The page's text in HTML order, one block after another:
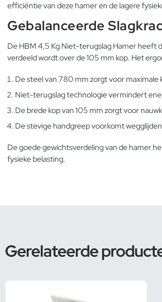
efficiëntie van deze hamer en de lagere
Gebalanceerde
De HBM 4,5 Kg Niet-terugslag Hamer heeft
verdeeld wordt over de 105 mm kop. Het
De steel van 780 mm zorgt voor maximale
Niet-terugslag technologie vermindert
De brede kop van 105 mm zorgt voor
De stevige handgreep voorkomt
De goede gewichtsverdeling van de hamer
fysieke belasting.
Gerelateerde